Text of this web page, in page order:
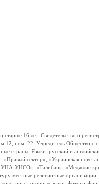
16 лет. Свидетельство о
12, пом. 22. Учредитель
страны. Языки: русский и
«Правый сектор», «Украинская
УНСО», «Талибан», «Меджлис
местные религиозные организации.